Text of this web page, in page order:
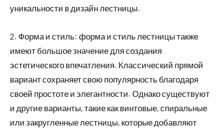
уникальности в дизайн лестницы.
2. Форма и стиль: форма и стиль лестницы также
имеют большое значение для создания
эстетического впечатления. Классический прямой
вариант сохраняет свою популярность благодаря
своей простоте и элегантности. Однако существуют
и другие варианты, такие как винтовые, спиральные
или закругленные лестницы, которые добавляют